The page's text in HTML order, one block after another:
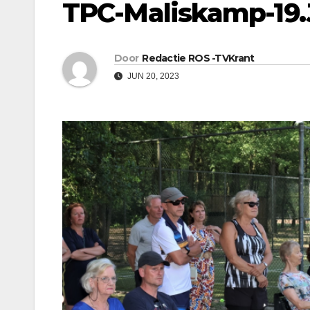
TPC-Maliskamp-
Door Redactie ROS -TVKrant
JUN 20, 2023